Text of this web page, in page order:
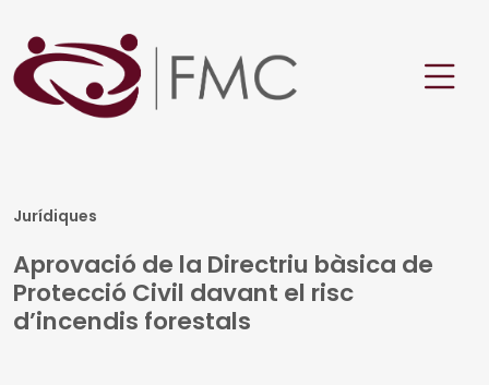
Jurídiques
Aprovació de la Directriu bàsica de
Protecció Civil davant el risc
d’incendis forestals